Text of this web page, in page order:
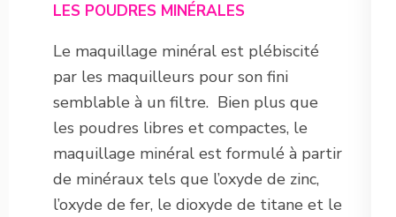
LES POUDRES MINÉRALES
Le maquillage minéral est plébiscité
par les maquilleurs pour son fini
semblable à un filtre. Bien plus que
les poudres libres et compactes, le
maquillage minéral est formulé à partir
de minéraux tels que l’oxyde de zinc,
l’oxyde de fer, le dioxyde de titane et le